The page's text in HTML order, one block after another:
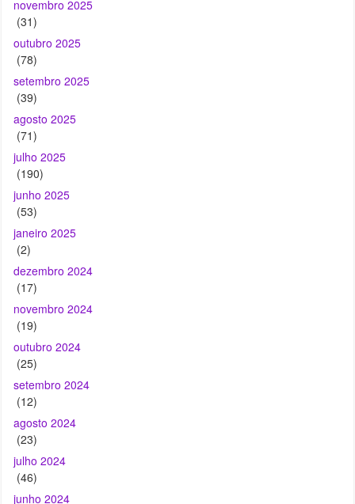
setembro 2025
(39)
agosto 2025
(71)
julho 2025
(190)
junho 2025
(53)
janeiro 2025
(2)
dezembro 2024
(17)
novembro 2024
(19)
outubro 2024
setembro 2024
(12)
agosto 2024
(23)
julho 2024
junho 2024
(59)
maio 2024
(64)